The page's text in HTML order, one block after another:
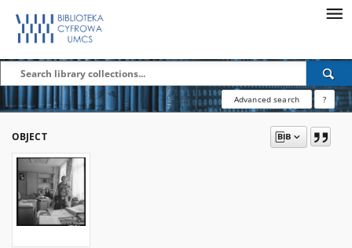
Advanced search ?
OBJECT